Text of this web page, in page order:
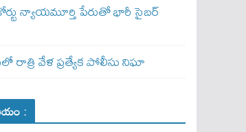
న్యాయమూర్తి పేరుతో భారీ సైబర్
రాత్రి వేళ ప్రత్యేక పోలీసు నిఘా
: